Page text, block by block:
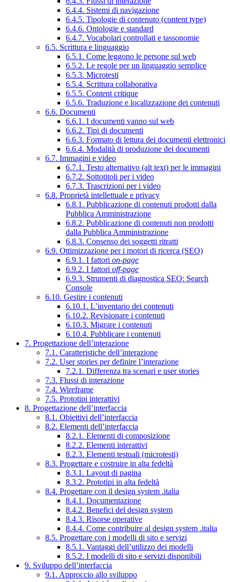
6.4.4. Sistemi di navigazione
6.4.5. Tipologie di contenuto (content type)
6.4.6. Ontologie e standard
6.4.7. Vocabolari controllati e tassonomie
6.5. Scrittura e linguaggio
6.5.1. Come leggono le persone sul web
6.5.2. Le regole per un linguaggio semplice
6.5.3. Microtesti
6.5.4. Scrittura collaborativa
6.5.5. Content critique
6.5.6. Traduzione e localizzazione dei contenuti
6.6. Documenti
6.6.1. I documenti vanno sul web
6.6.2. Tipi di documenti
6.6.3. Formato di lettura dei documenti elettronici
6.6.4. Modalità di produzione dei documenti
6.7. Immagini e video
6.7.1. Testo alternativo (alt text) per le immagini
6.7.2. Sottotitoli per i video
6.7.3. Trascrizioni per i video
6.8. Proprietà intellettuale e privacy
6.8.1. Pubblicazione di contenuti prodotti dalla
Pubblica Amministrazione
6.8.2. Pubblicazione di contenuti non prodotti
dalla Pubblica Amministrazione
6.8.3. Consenso dei soggetti ritratti
6.9. Ottimizzazione per i motori di ricerca (SEO)
6.9.1. I fattori on-page
6.9.2. I fattori off-page
6.9.3. Strumenti di diagnostica SEO: Search
Console
6.10. Gestire i contenuti
6.10.1. L’inventario dei contenuti
6.10.2. Revisionare i contenuti
6.10.3. Migrare i contenuti
6.10.4. Pubblicare i contenuti
7. Progettazione dell’interazione
7.1. Caratteristiche dell’interazione
7.2. User stories per definire l’interazione
7.2.1. Differenza tra scenari e user stories
7.3. Flussi di interazione
7.4. Wireframe
7.5. Prototipi interattivi
8. Progettazione dell’interfaccia
8.1. Obiettivi dell’interfaccia
8.2. Elementi dell’interfaccia
8.2.1. Elementi di composizione
8.2.2. Elementi interattivi
8.2.3. Elementi testuali (microtesti)
8.3. Progettare e costruire in alta fedeltà
8.3.1. Layout di pagina
8.3.2. Prototipi in alta fedeltà
8.4. Progettare con il design system .italia
8.4.1. Documentazione
8.4.2. Benefici del design system
8.4.3. Risorse operative
8.4.4. Come contribuire al design system .italia
8.5. Progettare con i modelli di sito e servizi
8.5.1. Vantaggi dell’utilizzo dei modelli
8.5.2. I modelli di sito e servizi disponibili
9. Sviluppo dell’interfaccia
9.1. Approccio allo sviluppo